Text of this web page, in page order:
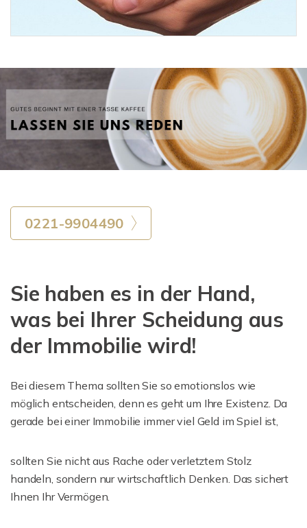
0221-9904490
Sie haben es in der Hand,
was bei Ihrer Scheidung aus
der Immobilie wird!
Bei diesem Thema sollten Sie so emotionslos wie
möglich entscheiden, denn es geht um Ihre Existenz. Da
gerade bei einer Immobilie immer viel Geld im Spiel ist,
sollten Sie nicht aus Rache oder verletztem Stolz
handeln, sondern nur wirtschaftlich Denken. Das sichert
Ihnen Ihr Vermögen.